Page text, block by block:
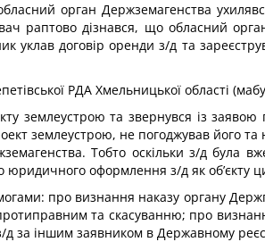
орган Держземагенства
раптово дізнався, що обласний
уклав договір оренди з/д та
РДА Хмельницької області
землеустрою та звернувся із
землеустрою, не погоджував його
Тобто оскільки з/д
оформлення з/д як об’єкту
про визнання наказу органу
та скасуванню; про
за іншим заявником в Державному